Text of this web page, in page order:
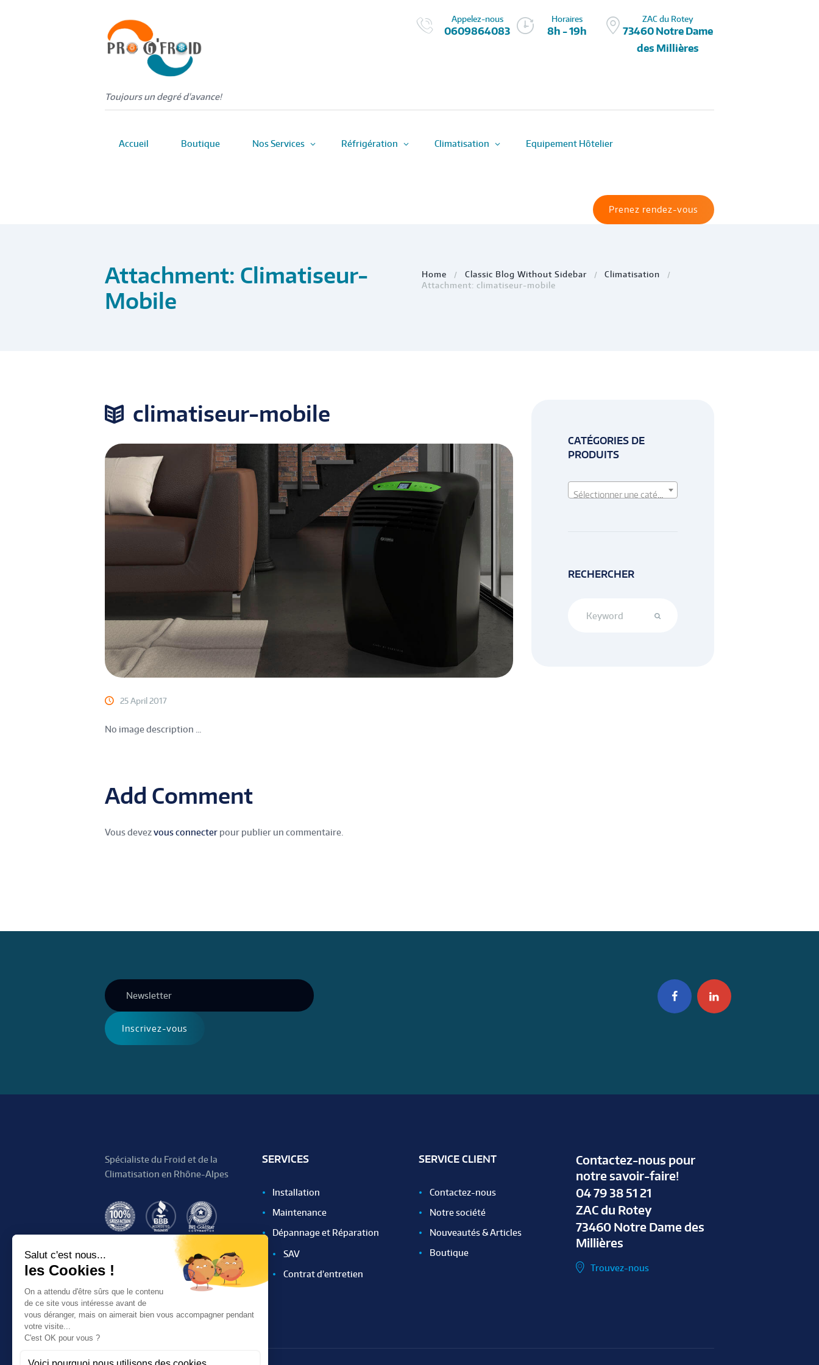
Toujours un degré d'avance!
Appelez-nous
0609864083
Horaires
8h - 19h
ZAC du Rotey
73460 Notre Dame
des Millières
Accueil Boutique Nos Services Réfrigération Climatisation Equipement Hôtelier
Prenez rendez-vous
Attachment: Climatiseur-
Mobile
Home Classic Blog Without Sidebar
Climatisation
Attachment: climatiseur-mobile
climatiseur-mobile
25 April 2017
No image description ...
Add Comment
Vous devezvous connecter pour publier un commentaire.
CATÉGORIES DE
PRODUITS
RECHERCHER
Spécialiste du Froid et de la
Climatisation en Rhône-Alpes
SERVICES
Installation
Maintenance
Dépannage et Réparation
SAV
Contrat d’entretien
SERVICE CLIENT
Contactez-nous
Notre société
Nouveautés & Articles
Boutique
Contactez-nous pour
notre savoir-faire!
04 79 38 51 21
ZAC du Rotey
73460 Notre Dame des
Millières
Trouvez-nous